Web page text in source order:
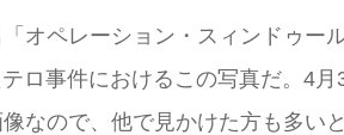
オペレーション・スィンドゥ
ロ事件におけるこの写真だ。4
なので、他で見かけた方も多いと